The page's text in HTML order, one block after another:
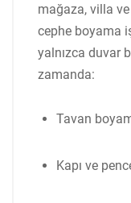
mağaza, villa
cephe boyama
yalnızca duvar
zamanda:
Tavan
Kapı ve